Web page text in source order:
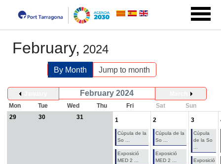
February, 2024
By Month Jump to month
February 2024
Mon
Tue Wed Thu Fri Sat
Sun
29
30 31 1
Cúpula de la
So ...
Exposició
MED 2 ...
2
Cúpula de la
So ...
Exposició
MED 2 ...
3
Cúpula
de la So
Exposició